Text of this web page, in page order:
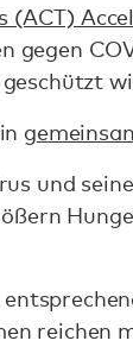
(ACT)
und
reichen